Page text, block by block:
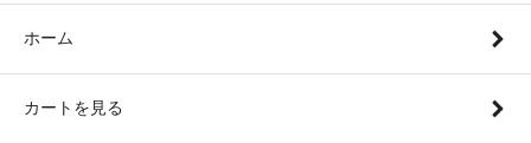
ホーム
カートを見る